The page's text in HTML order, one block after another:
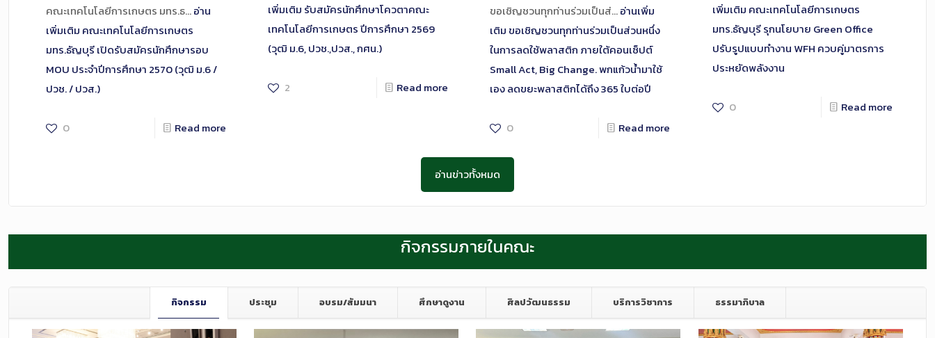
คณะเทคโนโลยีการเกษตร มทร.ธ…อ่าน
เพิ่มเติม คณะเทคโนโลยีการเกษตร
มทร.ธัญบุรี เปิดรับสมัครนักศึกษารอบ
MOU ประจำปีการศึกษา 2570 (วุฒิ ม.6 /
ปวช. / ปวส.)
0 Read more
เพิ่มเติม รับสมัครนักศึกษาโควตาคณะ
เทคโนโลยีการเกษตร ปีการศึกษา 2569
(วุฒิ ม.6, ปวช.,ปวส., กศน.)
2 Read more
ขอเชิญชวนทุกท่านร่วมเป็นส่…อ่านเพิ่ม
เติมขอเชิญชวนทุกท่านร่วมเป็นส่วนหนึ่ง
ในการลดใช้พลาสติก ภายใต้คอนเซ็ปต์
Small Act, Big Change. พกแก้วน้ำมาใช้
เอง ลดขยะพลาสติกได้ถึง 365 ใบต่อปี
0 Read more
เพิ่มเติม คณะเทคโนโลยีการเกษตร
มทร.ธัญบุรี รุกนโยบาย Green Office
ปรับรูปแบบทำงาน WFH ควบคู่มาตรการ
ประหยัดพลังงาน
0 Read more
อ่านข่าวทั้งหมด
กิจกรรมภายในคณะ
กิจกรรม ประชุม อบรม/สัมมนา ศึกษาดูงาน ศิลปวัฒนธรรม บริการวิชาการ ธรรมาภิบาล